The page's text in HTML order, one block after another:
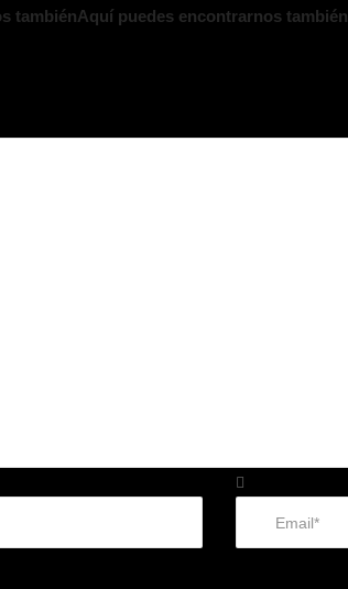
tambiénAquí puedes encontrarnos también